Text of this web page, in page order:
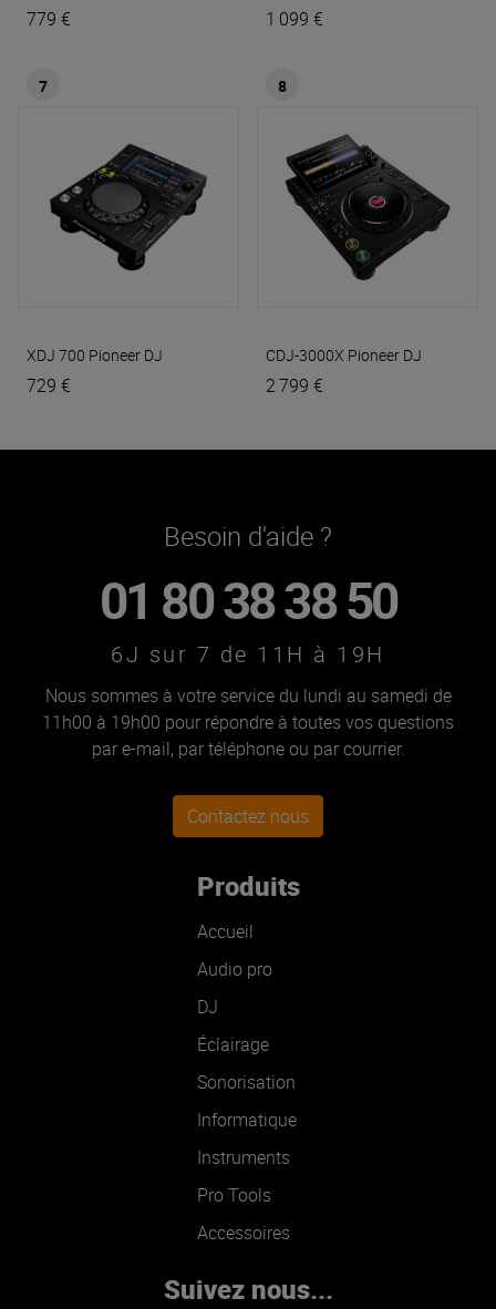
779 € 1 099 €
7
XDJ 700 Pioneer DJ
729 €
8
CDJ-3000X Pioneer DJ
2 799 €
Besoin d'aide ?
01 80 38 38 50
6J sur 7 de 11H à 19H
Nous sommes à votre service du lundi au samedi de
11h00 à 19h00 pour répondre à toutes vos questions
par e-mail, par téléphone ou par courrier.
Contactez nous
Produits
Accueil
Audio pro
DJ
Éclairage
Sonorisation
Informatique
Instruments
Pro Tools
Accessoires
Suivez nous...